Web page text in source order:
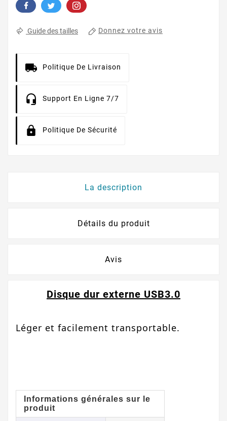
Guide des tailles Donnez votre avis
Politique De Livraison
Support En Ligne 7/7
Politique De Sécurité
La description
Détails du produit
Avis
Disque dur externe USB3.0
Léger et facilement transportable.
Informations générales sur le
produit